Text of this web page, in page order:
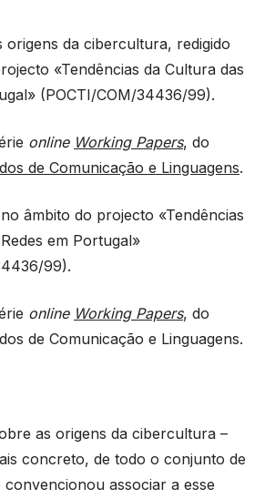
origens da cibercultura, redigido
«Tendências da Cultura das
(POCTI/COM/34436/99).
online Working Papers, do
de Comunicação e Linguagens.
âmbito do projecto «Tendências
em Portugal»
99).
online Working Papers, do
de Comunicação e Linguagens.
as origens da cibercultura –
concreto, de todo o conjunto de
convencionou associar a esse